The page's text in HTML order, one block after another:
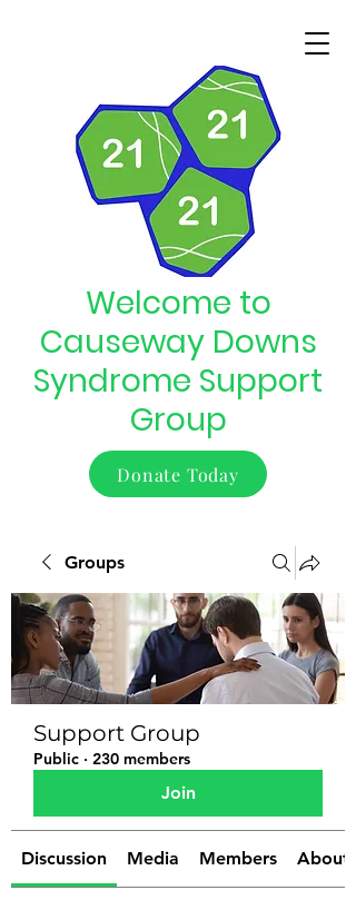
Welcome to
Causeway Downs
Syndrome Support
Group
Donate Today
Groups
Support Group
Public · 230 members
Join
Discussion Media Members About